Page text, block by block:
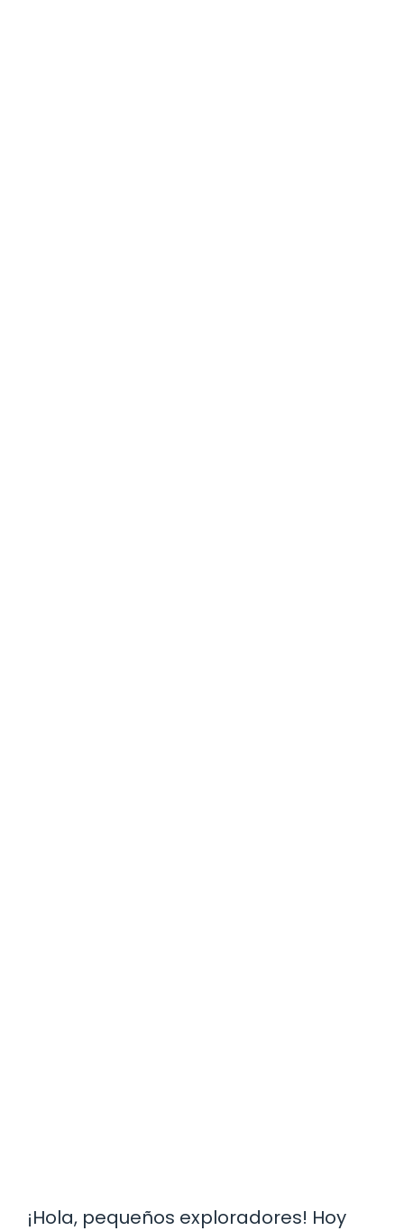
¡Hola, pequeños exploradores! Hoy